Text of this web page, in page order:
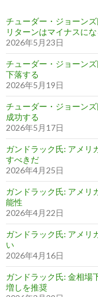
チューダー・ジョーン
リターンはマイナスに
2026年5月23日
チューダー・ジョーン
下落する
2026年5月19日
チューダー・ジョーン
成功する
2026年5月17日
ガンドラック氏: アメリ
すべきだ
2026年4月25日
ガンドラック氏: アメリ
能性
2026年4月22日
ガンドラック氏: アメリ
い
2026年4月16日
ガンドラック氏: 金相場
増しを推奨